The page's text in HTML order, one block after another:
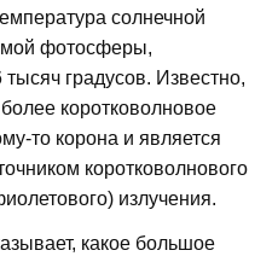
солнечной
фотосферы,
тысяч градусов. Известно,
коротковолновое
то корона и является
коротковолнового
излучения.
какое большое